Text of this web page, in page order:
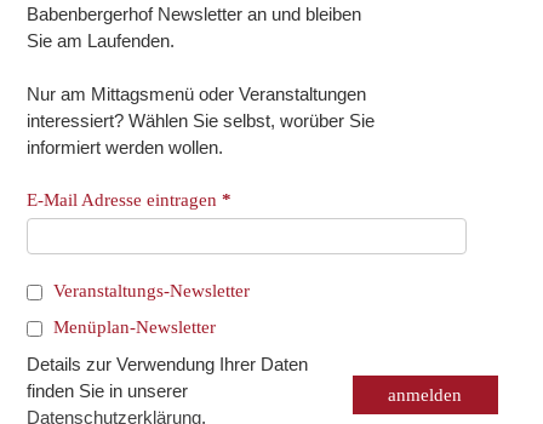
Babenbergerhof Newsletter an und bleiben
Sie am Laufenden.
Nur am Mittagsmenü oder Veranstaltungen
interessiert? Wählen Sie selbst, worüber Sie
informiert werden wollen.
E-Mail Adresse eintragen*
Veranstaltungs-Newsletter
Menüplan-Newsletter
Details zur Verwendung Ihrer Daten
finden Sie in unserer
Datenschutzerklärung.